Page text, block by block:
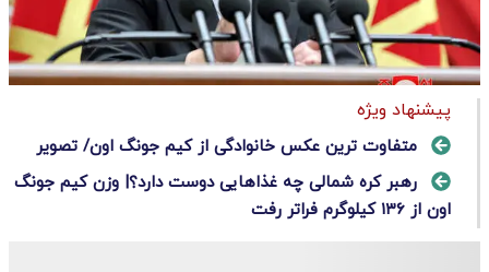
پیشنهاد ویژه
متفاوت ترین عکس خانوادگی از کیم جونگ اون/ تصویر
رهبر کره شمالی چه غذاهایی دوست دارد؟| وزن کیم جونگ
اون از ۱۳۶ کیلوگرم فراتر رفت